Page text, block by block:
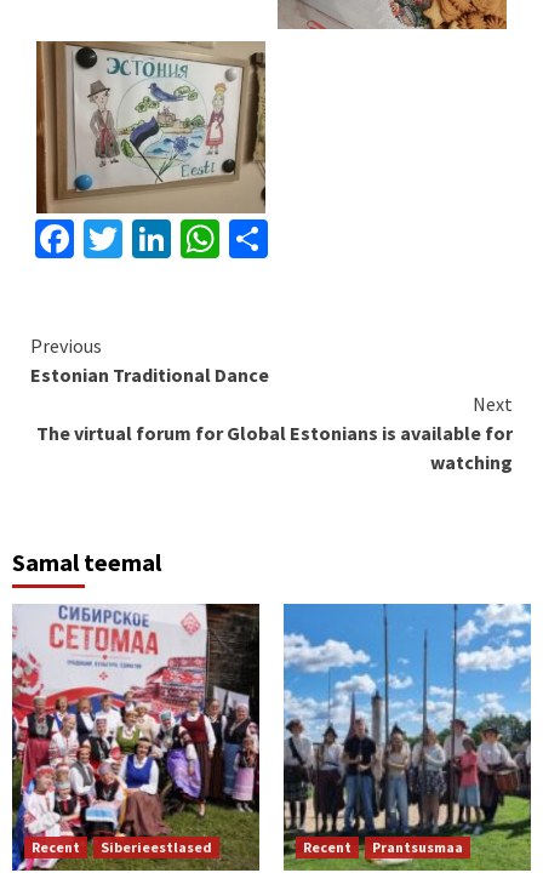
Facebook
Twitter
LinkedIn
WhatsApp
Continue
Reading
Previous
Estonian Traditional Dance
Next
The virtual forum for Global Estonians is available for
watching
Samal teemal
Recent Siberieestlased Recent Prantsusmaa